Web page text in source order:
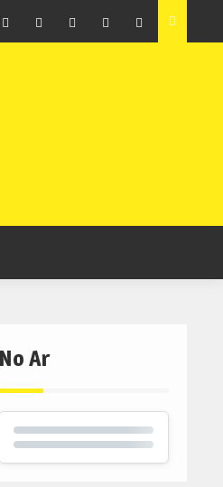
a desmaterialização do Arquivo
No Ar